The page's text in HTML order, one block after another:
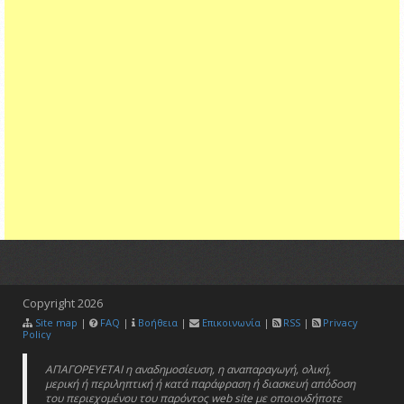
Copyright2026
Site map | FAQ | Βοήθεια | Επικοινωνία | RSS |
Privacy
Policy
ΑΠΑΓΟΡΕΥΕΤΑΙ η αναδημοσίευση, η αναπαραγωγή, ολική,
μερική ή περιληπτική ή κατά παράφραση ή διασκευή απόδοση
του περιεχομένου του παρόντος web site με οποιονδήποτε